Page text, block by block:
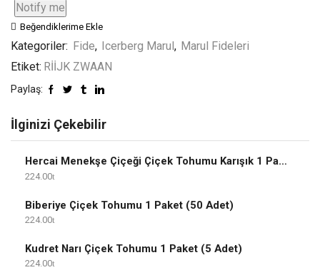
Notify me
Beğendiklerime Ekle
Kategoriler: Fide, Icerberg Marul , Marul Fideleri
Etiket: RİİJK ZWAAN
Paylaş:
İlginizi Çekebilir
Hercai Menekşe Çiçeği Çiçek Tohumu Karışık 1 Paket
224.00
Biberiye Çiçek Tohumu 1 Paket (50 Adet)
224.00
Kudret Narı Çiçek Tohumu 1 Paket (5 Adet)
224.00